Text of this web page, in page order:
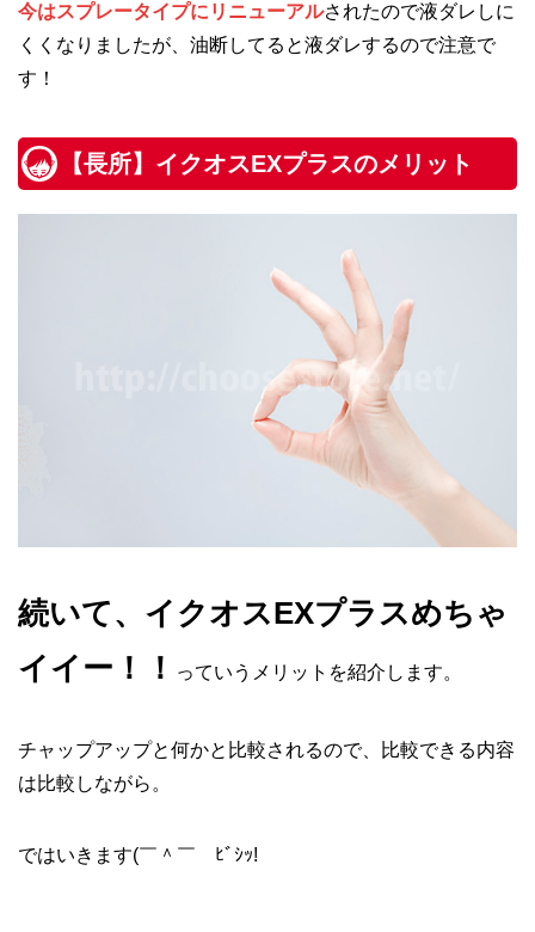
今はスプレータイプにリニューアルされたので液ダレしに
くくなりましたが、油断してると液ダレするので注意で
す！
【長所】イクオスEXプラスのメリット
続いて、イクオスEXプラスめちゃ
イイー！！
っていうメリットを紹介します。
チャップアップと何かと比較されるので、比較できる内容
は比較しながら。
ではいきます(￣＾￣ゞﾋﾞｼｯ!